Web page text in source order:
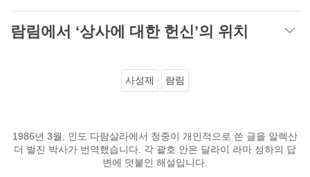
람림에서 ‘상사에 대한 헌신’의 위치
사성제 람림
1986년 3월, 인도 다람살라에서 청중이 개인적으로 쓴 글을 알렉산
더 벌진 박사가 번역했습니다. 각 괄호 안은 달라이 라마 성하의 답
변에 덧붙인 해설입니다.